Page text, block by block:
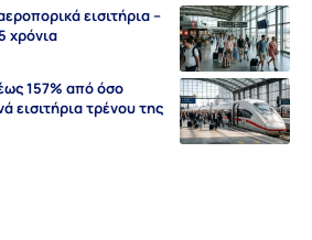
εισιτήρια –
χρόνια
157% από όσο
εισιτήρια τρένου της